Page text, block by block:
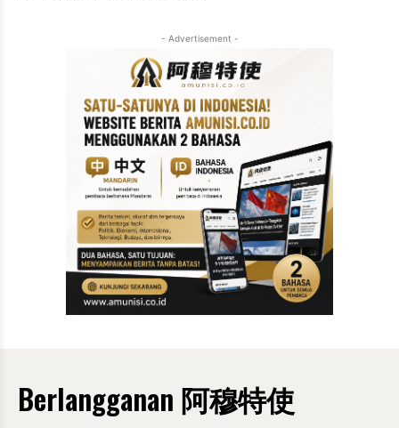
- Advertisement -
Berlangganan 阿穆特使